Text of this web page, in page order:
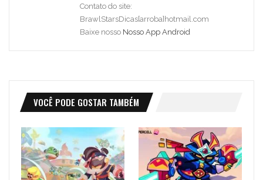
Contato do site:
BrawlStarsDicas[arroba]hotmail.com
Baixe nosso Nosso App Android
VOCÊ PODE GOSTAR TAMBÉM